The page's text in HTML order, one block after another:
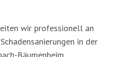
wir professionell an
in der